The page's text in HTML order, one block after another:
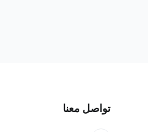
تواصل معنا